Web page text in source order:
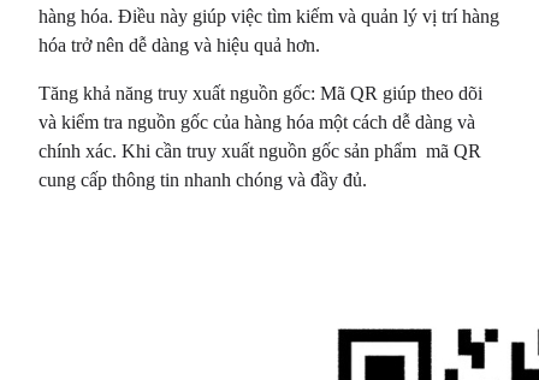
hàng hóa. Điều này giúp việc tìm kiếm và quản lý vị trí hàng
hóa trở nên dễ dàng và hiệu quả hơn.
Tăng khả năng truy xuất nguồn gốc: Mã QR giúp theo dõi
và kiểm tra nguồn gốc của hàng hóa một cách dễ dàng và
chính xác. Khi cần truy xuất nguồn gốc sản phẩm mã QR
cung cấp thông tin nhanh chóng và đầy đủ.